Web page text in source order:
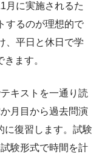
月に実施されるた
するのが理想的で
、平日と休日で学
ます。
キストを一通り読
月目から過去問演
に復習します。試験
験形式で時間を計